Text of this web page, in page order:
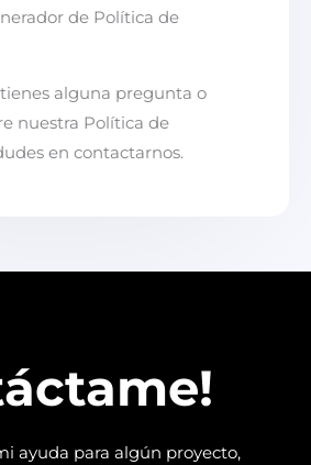
de Política de
alguna pregunta o
nuestra Política de
en contactarnos.
ayuda para algún proyecto,